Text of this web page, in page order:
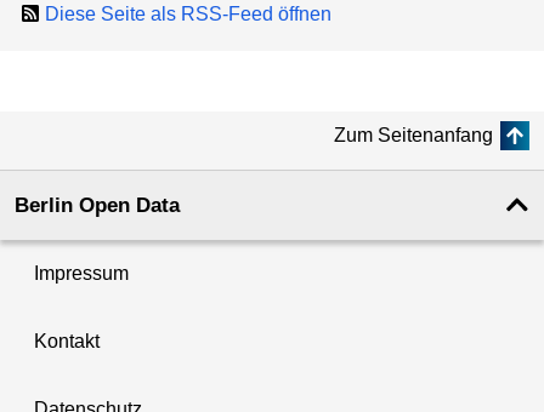
Diese Seite als RSS-Feed öffnen
Zum Seitenanfang
Berlin Open Data
Impressum
Kontakt